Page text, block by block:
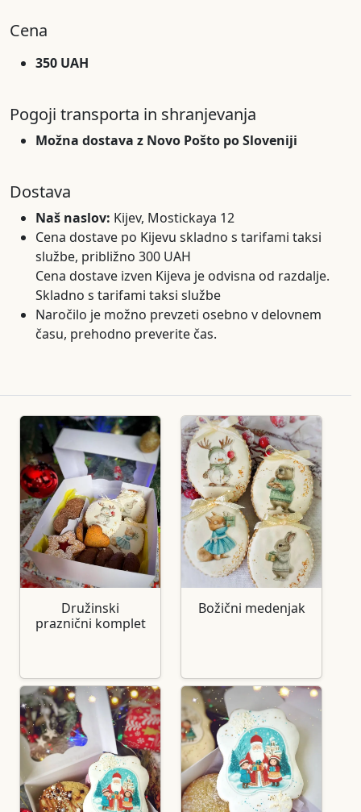
Cena
350 UAH
Pogoji transporta in shranjevanja
Možna dostava z Novo Pošto po Sloveniji
Dostava
Naš naslov: Kijev, Mostickaya 12
Cena dostave po Kijevu skladno s tarifami taksi
službe, približno 300 UAH
Cena dostave izven Kijeva je odvisna od razdalje.
Skladno s tarifami taksi službe
Naročilo je možno prevzeti osebno v delovnem
času, prehodno preverite čas.
Družinski
praznični komplet
Božični medenjak